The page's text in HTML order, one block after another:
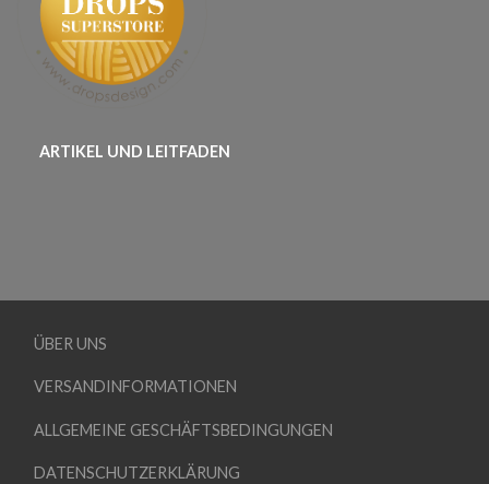
ARTIKEL UND LEITFADEN
ÜBER UNS
VERSANDINFORMATIONEN
ALLGEMEINE GESCHÄFTSBEDINGUNGEN
DATENSCHUTZERKLÄRUNG